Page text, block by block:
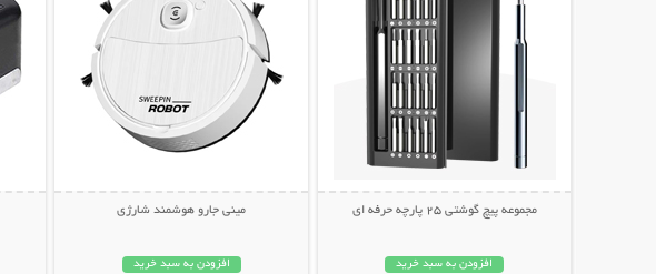
مجموعه پیچ گوشتی 25 پارچه حرفه ای
افزودن به سبد خرید
مینی جارو هوشمند شارژی
افزودن به سبد خرید